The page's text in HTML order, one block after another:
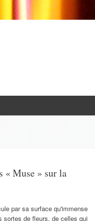
« Muse » sur la
par sa surface qu'immense
sortes de fleurs, de celles qui